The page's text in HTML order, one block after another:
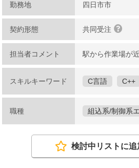
勤務地 四日市市
契約形態 共同受注
担当者コメント 駅から作業場が
スキルキーワード C言語 C++
職種 組込系/制御系
検討中リストに追